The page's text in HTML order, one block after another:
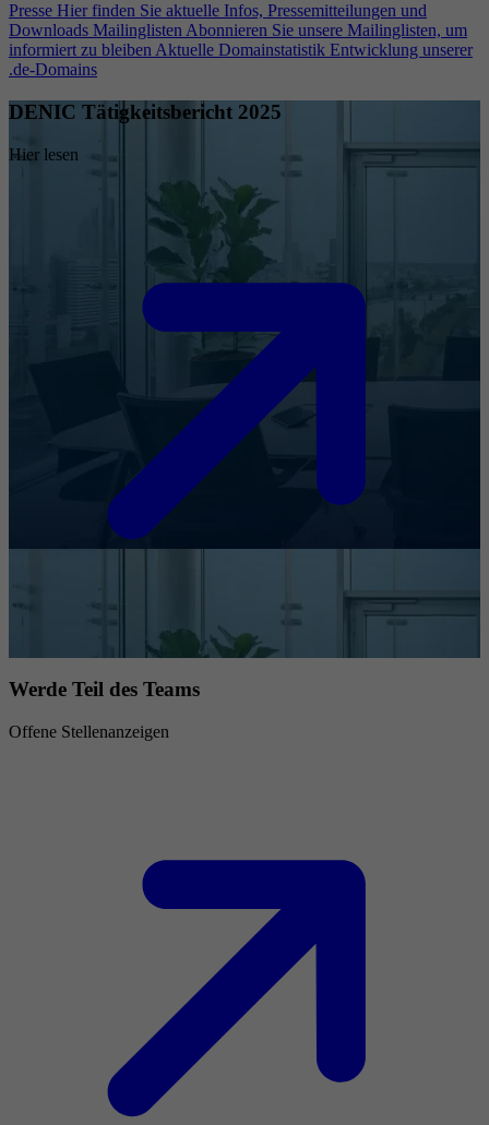
Presse Hier finden Sie aktuelle Infos, Pressemitteilungen und
Downloads Mailinglisten Abonnieren Sie unsere Mailinglisten, um
informiert zu bleiben Aktuelle Domainstatistik Entwicklung unserer
.de-Domains
DENIC Tätigkeitsbericht 2025
Hier lesen
Werde Teil des Teams
Offene Stellenanzeigen